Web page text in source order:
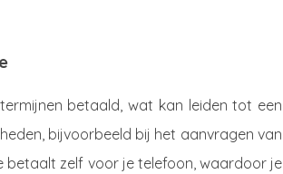
betaald, wat kan leiden tot een
bijvoorbeeld bij het aanvragen van
betaalt zelf voor je telefoon, waardoor je